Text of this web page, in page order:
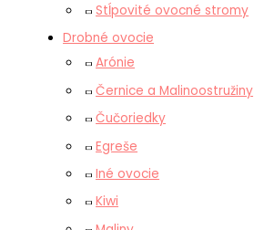
Stĺpovité ovocné stromy
Drobné ovocie
Arónie
Černice a Malinoostružiny
Čučoriedky
Egreše
Iné ovocie
Kiwi